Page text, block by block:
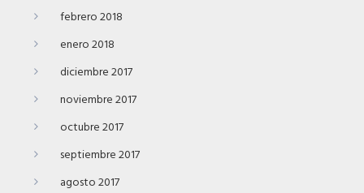
febrero 2018
enero 2018
diciembre 2017
noviembre 2017
octubre 2017
septiembre 2017
agosto 2017